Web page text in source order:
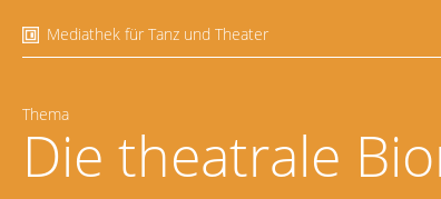
Mediathek für Tanz und Theater
Thema
Die theatrale